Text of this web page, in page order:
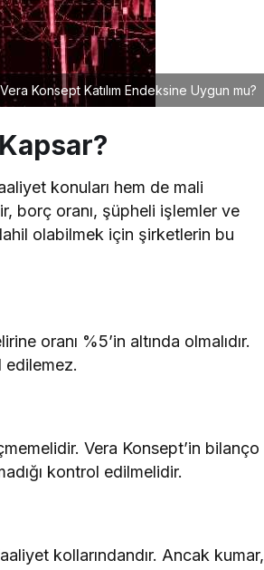
Vera Konsept Katılım Endeksine Uygun mu?
konuları hem de mali
borç oranı, şüpheli işlemler ve
olabilmek için şirketlerin bu
oranı %5’in altında olmalıdır.
edilemez.
Vera Konsept’in bilanço
kontrol edilmelidir.
kollarındandır. Ancak kumar,